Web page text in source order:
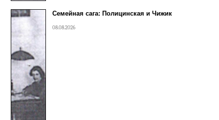
Семейная сага: Полицинская и Чижик
08.08.2026